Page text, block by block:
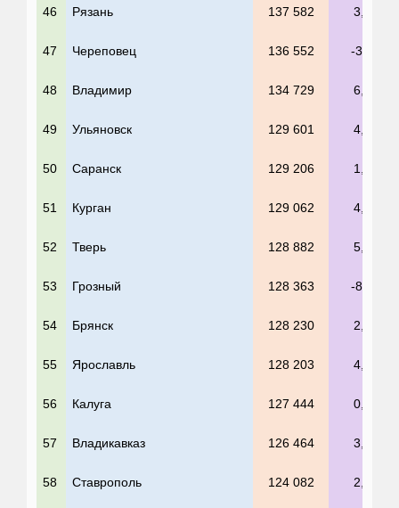
46 Рязань 137 582 3,0%
47 Череповец 136 552 -3,7%
48 Владимир 134 729 6,1%
49 Ульяновск 129 601 4,4%
50 Саранск 129 206 1,5%
51 Курган 129 062 4,9%
52 Тверь 128 882 5,3%
53 Грозный 128 363 -8,4%
54 Брянск 128 230 2,7%
55 Ярославль 128 203 4,3%
56 Калуга 127 444 0,4%
57 Владикавказ 126 464 3,1%
58 Ставрополь 124 082 2,3%